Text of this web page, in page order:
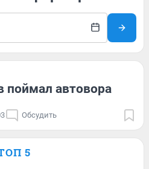
поймал автовора
Обсудить
5